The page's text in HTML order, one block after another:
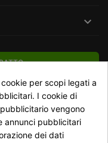

per scopi legati a
I cookie di
vengono
annunci pubblicitari
dei dati